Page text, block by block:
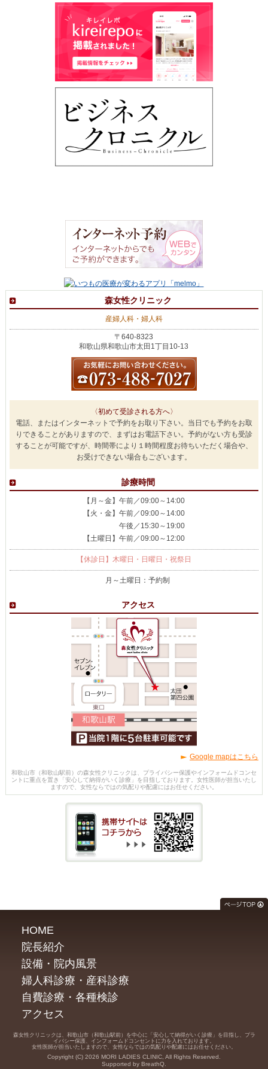
森女性クリニック
産婦人科・婦人科
〒640-8323
和歌山県和歌山市太田1丁目10-13
〈初めて受診される方へ〉
電話、またはインターネットで予約をお取り下さい。当日でも予約をお取
りできることがありますので、まずはお電話下さい。予約がない方も受診
することが可能ですが、時間帯により１時間程度お待ちいただく場合や、
お受けできない場合もございます。
診療時間
【月～金】午前／09:00～14:00
【火・金】午前／09:00～14:00
午後／15:30～19:00
【土曜日】午前／09:00～12:00
【休診日】木曜日・日曜日・祝祭日
月～土曜日：予約制
アクセス
Google mapはこちら
和歌山市（和歌山駅前）の森女性クリニックは、プライバシー保護やインフォームドコンセ
ントに重点を置き「安心して納得がいく診療」を目指しております。女性医師が担当いたし
ますので、女性ならではの気配りや配慮にはお任せください。
HOME
院長紹介
設備・院内風景
婦人科診療・産科診療
自費診療・各種検診
アクセス
森女性クリニックは、和歌山市（和歌山駅前）を中心に「安心して納得がいく診療」を目指し、プラ
イバシー保護、インフォームドコンセントに力を入れております。
女性医師が担当いたしますので、女性ならではの気配りや配慮にはお任せください。
Copyright (C) 2026 MORI LADIES CLINIC, All Rights Reserved.
Supported by BreathQ.